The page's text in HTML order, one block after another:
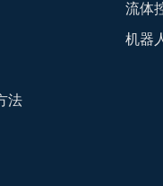
法
流体
机器